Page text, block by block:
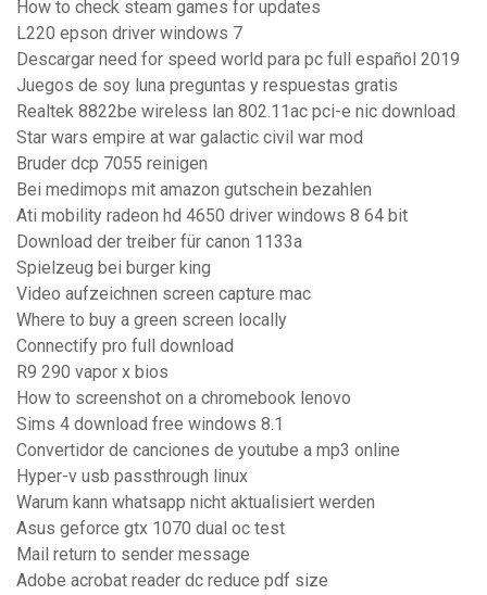
How to check steam games for updates
L220 epson driver windows 7
Descargar need for speed world para pc full español 2019
Juegos de soy luna preguntas y respuestas gratis
Realtek 8822be wireless lan 802.11ac pci-e nic download
Star wars empire at war galactic civil war mod
Bruder dcp 7055 reinigen
Bei medimops mit amazon gutschein bezahlen
Ati mobility radeon hd 4650 driver windows 8 64 bit
Download der treiber für canon 1133a
Spielzeug bei burger king
Video aufzeichnen screen capture mac
Where to buy a green screen locally
Connectify pro full download
R9 290 vapor x bios
How to screenshot on a chromebook lenovo
Sims 4 download free windows 8.1
Convertidor de canciones de youtube a mp3 online
Hyper-v usb passthrough linux
Warum kann whatsapp nicht aktualisiert werden
Asus geforce gtx 1070 dual oc test
Mail return to sender message
Adobe acrobat reader dc reduce pdf size